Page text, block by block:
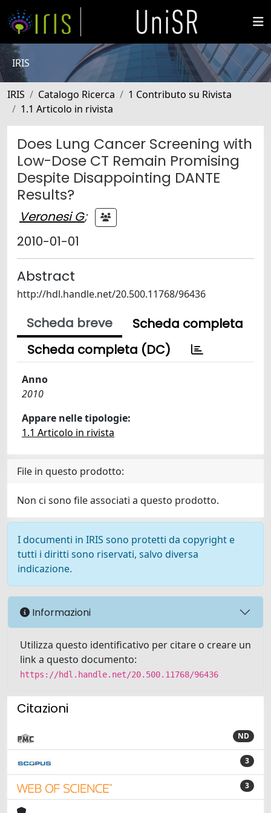
IRIS
IRIS Catalogo Ricerca
1 Contributo su Rivista
1.1 Articolo in rivista
Does Lung Cancer Screening with
Low-Dose CT Remain Promising
Despite Disappointing DANTE
Results?
Veronesi G;
2010-01-01
Abstract
http://hdl.handle.net/20.500.11768/96436
Scheda breve
Scheda completa
Scheda completa (DC)
Anno
2010
Appare nelle tipologie:
1.1 Articolo in rivista
File in questo prodotto:
Non ci sono file associati a questo prodotto.
I documenti in IRIS sono protetti da copyright e
tutti i diritti sono riservati, salvo diversa
indicazione.
Informazioni
Utilizza questo identificativo per citare o creare un
link a questo documento:
https://hdl.handle.net/20.500.11768/96436
Citazioni
ND
3
3